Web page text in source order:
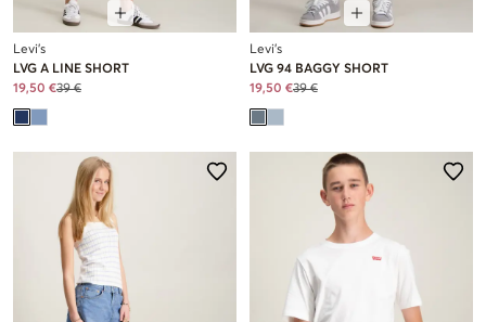
Levi's
LVG A LINE SHORT
19,50 €39 €
Levi's
LVG 94 BAGGY SHORT
19,50 €39 €